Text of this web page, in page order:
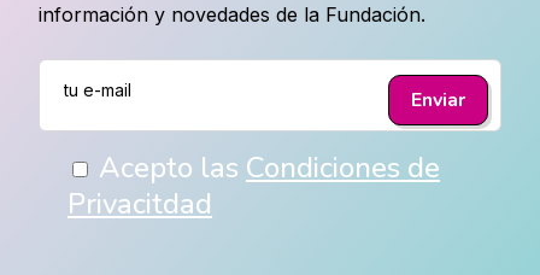
información y novedades de la Fundación.
Acepto las Condiciones de
Privacitdad